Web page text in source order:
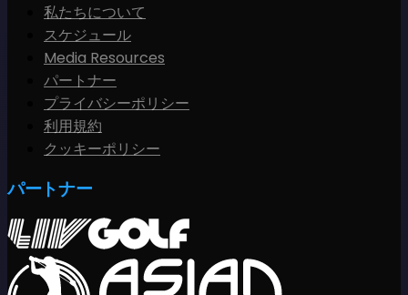
私たちについて
スケジュール
Media Resources
パートナー
プライバシーポリシー
利用規約
クッキーポリシー
パートナー